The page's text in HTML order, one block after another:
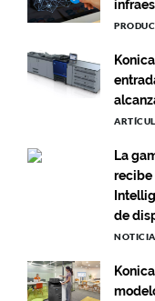
La
recibe
de
NOTICIA